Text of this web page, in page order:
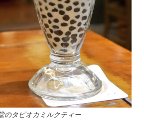
のタピオカミルクティー